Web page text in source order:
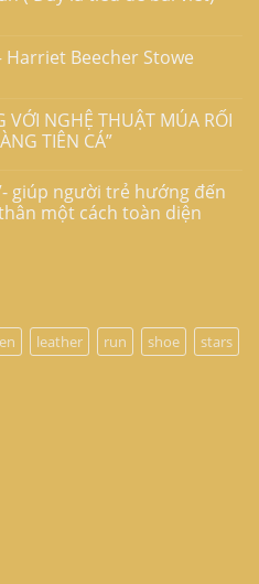
Harriet Beecher Stowe
VỚI NGHỆ THUẬT MÚA RỐI
TIÊN CÁ”
giúp người trẻ hướng đến
một cách toàn diện
leather run shoe
stars